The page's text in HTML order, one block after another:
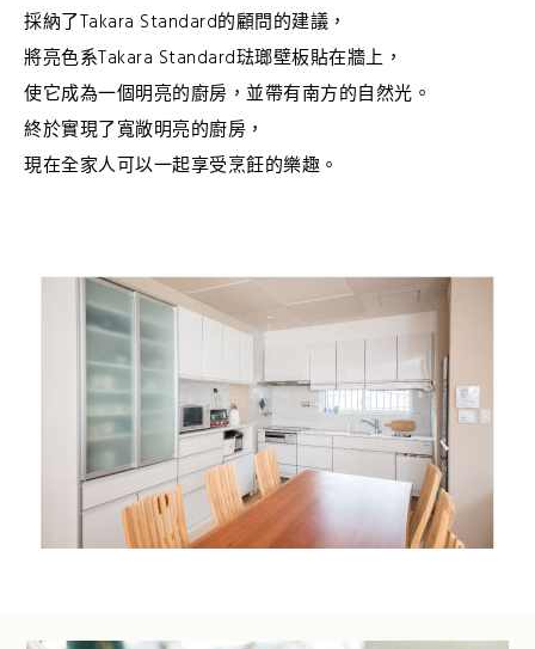
採納了Takara Standard的顧問的建議，
將亮色系Takara Standard琺瑯壁板貼在牆上，
使它成為一個明亮的廚房，並帶有南方的自然光。
終於實現了寬敞明亮的廚房，
現在全家人可以一起享受烹飪的樂趣。